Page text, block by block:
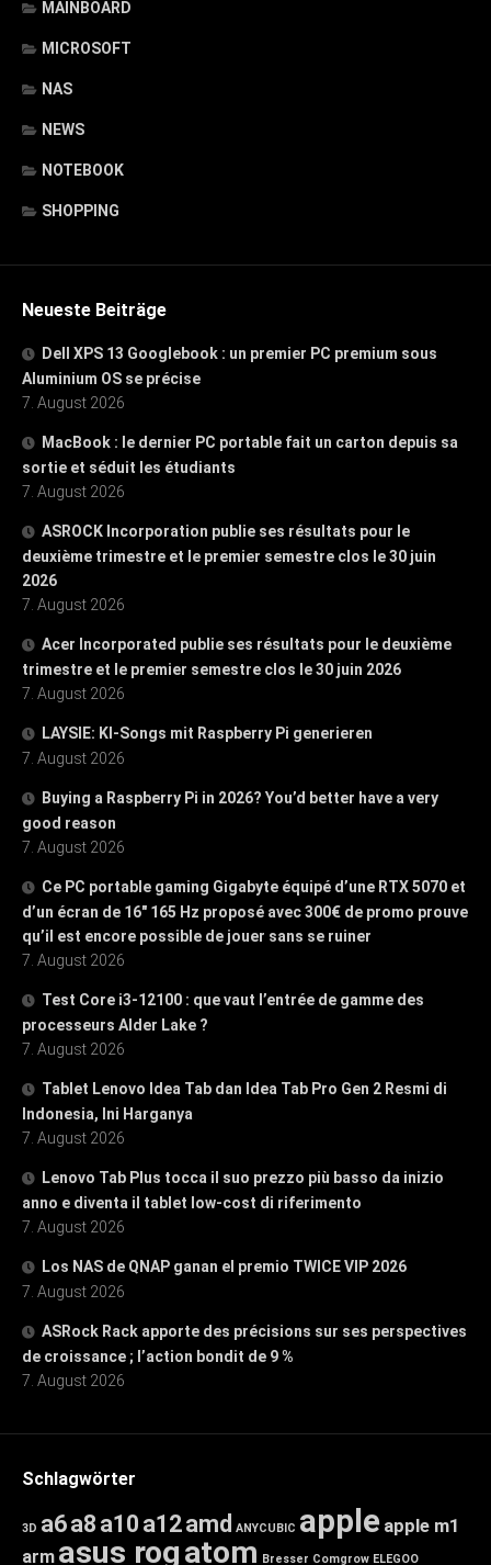
MAINBOARD
MICROSOFT
NAS
NEWS
NOTEBOOK
SHOPPING
Neueste Beiträge
Dell XPS 13 Googlebook : un premier PC premium sous
Aluminium OS se précise
7. August 2026
MacBook : le dernier PC portable fait un carton depuis sa
sortie et séduit les étudiants
7. August 2026
ASROCK Incorporation publie ses résultats pour le
deuxième trimestre et le premier semestre clos le 30 juin
2026
7. August 2026
Acer Incorporated publie ses résultats pour le deuxième
trimestre et le premier semestre clos le 30 juin 2026
7. August 2026
LAYSIE: KI-Songs mit Raspberry Pi generieren
7. August 2026
Buying a Raspberry Pi in 2026? You’d better have a very
good reason
7. August 2026
Ce PC portable gaming Gigabyte équipé d’une RTX 5070 et
d’un écran de 16″ 165 Hz proposé avec 300€ de promo prouve
qu’il est encore possible de jouer sans se ruiner
7. August 2026
Test Core i3-12100 : que vaut l’entrée de gamme des
processeurs Alder Lake ?
7. August 2026
Tablet Lenovo Idea Tab dan Idea Tab Pro Gen 2 Resmi di
Indonesia, Ini Harganya
7. August 2026
Lenovo Tab Plus tocca il suo prezzo più basso da inizio
anno e diventa il tablet low-cost di riferimento
7. August 2026
Los NAS de QNAP ganan el premio TWICE VIP 2026
7. August 2026
ASRock Rack apporte des précisions sur ses perspectives
de croissance ; l’action bondit de 9 %
7. August 2026
Schlagwörter
3D a6a8 a10 a12amd ANYCUBIC apple apple m1
arm asus rogatom Bresser Comgrow ELEGOO